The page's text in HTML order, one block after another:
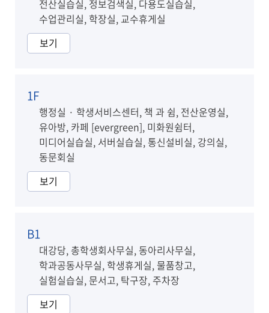
전산실습실, 정보검색실, 다용도실습실,
수업관리실, 학장실, 교수휴게실
보기
1F
행정실 · 학생서비스센터, 책 과 쉼, 전산운영실,
유아방, 카페 [evergreen], 미화원쉼터,
미디어실습실, 서버실습실, 통신설비실, 강의실,
동문회실
보기
B1
대강당, 총학생회사무실, 동아리사무실,
학과공동사무실, 학생휴게실, 물품창고,
실험실습실, 문서고, 탁구장, 주차장
보기